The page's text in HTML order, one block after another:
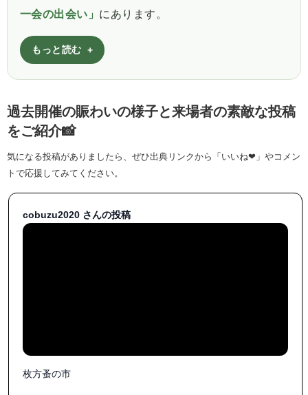
一会の出会い」 にあります。
もっと読む
過去開催の賑わいの様子と来場者の素敵な投稿
をご紹介📸
気になる投稿がありましたら、ぜひ出典リンクから「いいね❤」やコメン
トで応援してみてください。
cobuzu2020 さんの投稿
枚方蚤の市